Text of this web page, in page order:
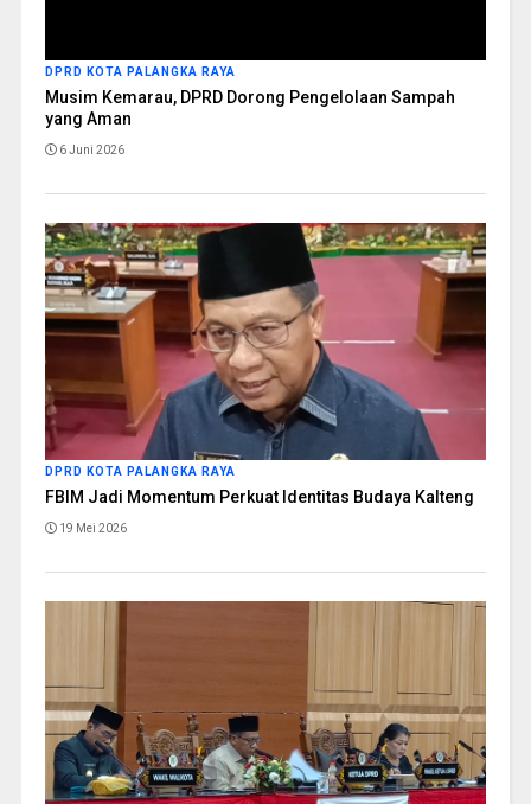
DPRD KOTA PALANGKA RAYA
Musim Kemarau, DPRD Dorong Pengelolaan Sampah
yang Aman
6 Juni 2026
DPRD KOTA PALANGKA RAYA
FBIM Jadi Momentum Perkuat Identitas Budaya Kalteng
19 Mei 2026